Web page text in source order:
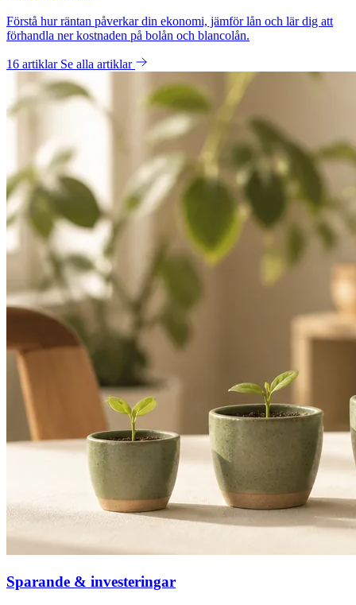
Förstå hur räntan påverkar din ekonomi, jämför lån och lär dig att
förhandla ner kostnaden på bolån och blancolån.
16 artiklar Se alla artiklar
Sparande & investeringar